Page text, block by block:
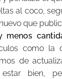
al coco,
que
menos
como la
de
bien,